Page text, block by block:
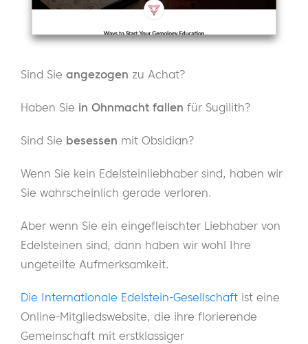
Sind Sie angezogen zu Achat?
Haben Sie in Ohnmacht fallen für Sugilith?
Sind Sie besessen mit Obsidian?
Wenn Sie kein Edelsteinliebhaber sind, haben wir
Sie wahrscheinlich gerade verloren.
Aber wenn Sie ein eingefleischter Liebhaber von
Edelsteinen sind, dann haben wir wohl Ihre
ungeteilte Aufmerksamkeit.
Die Internationale Edelstein-Gesellschaft ist eine
Online-Mitgliedswebsite, die ihre florierende
Gemeinschaft mit erstklassiger